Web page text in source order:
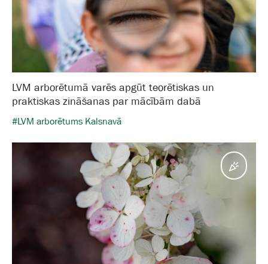
LVM arborētumā varēs apgūt teorētiskas un
praktiskas zināšanas par mācībām dabā
#LVM arborētums Kalsnavā